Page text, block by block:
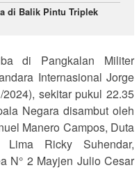
di Balik Pintu Triplek
di Pangkalan Militer
Internasional Jorge
sekitar pukul 22.35
Negara disambut oleh
Manero Campos, Duta
Ricky Suhendar,
N° 2 Mayjen Julio Cesar